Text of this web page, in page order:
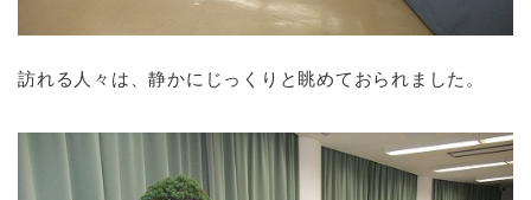
訪れる人々は、静かにじっくりと眺めておられました。